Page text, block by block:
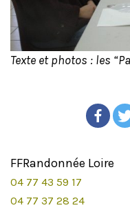
Texte et photos : les
FFRandonnée Loire
04 77 43 59 17
04 77 37 28 24